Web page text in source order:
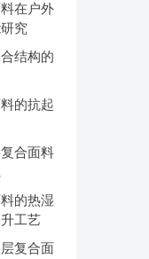
在户外
究
结构的
的抗起
合面料
的热湿
工艺
复合面